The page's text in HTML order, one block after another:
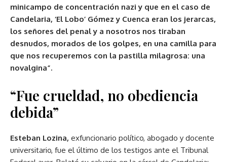
minicampo de concentración nazi y que en el caso de
Candelaria, ‘El Lobo’ Gómez y Cuenca eran los jerarcas,
los señores del penal y a nosotros nos tiraban
desnudos, morados de los golpes, en una camilla para
que nos recuperemos con la pastilla milagrosa: una
novalgina”.
“Fue crueldad, no obediencia
debida”
Esteban Lozina, exfuncionario político, abogado y docente
universitario, fue el último de los testigos ante el Tribunal